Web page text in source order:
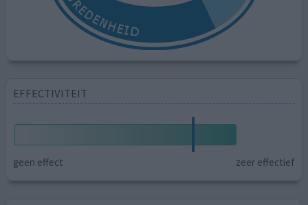
EFFECTIVITEIT
geen effect zeer effectief